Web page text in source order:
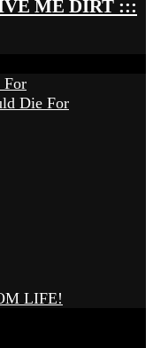
ME DIRT :::
For
Die For
LIFE!